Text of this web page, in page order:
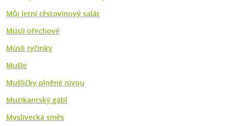
Můj letní těstovinový salát
Müsli ořechové
Müsli tyčinky
Mušle
Mušličky plněné nivou
Muzikantský gábl
Myslivecká směs